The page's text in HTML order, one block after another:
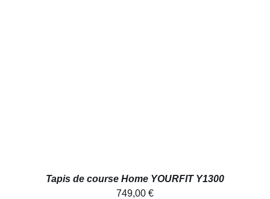
Tapis de course Home YOURFIT Y1300
749,00 €